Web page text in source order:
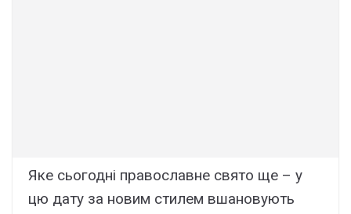
Яке сьогодні православне свято ще – у
цю дату за новим стилем вшановують